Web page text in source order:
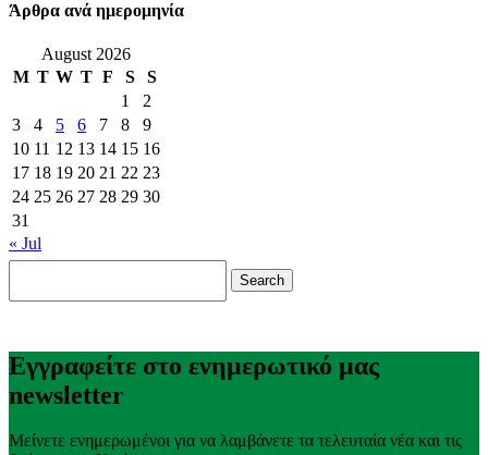
Άρθρα ανά ημερομηνία
August 2026
M T W T F S
S
1
2
3
4 5 6 7 8
9
10 11 12 13 14 15 16
17 18 19 20 21 22 23
24 25 26 27 28 29 30
31
« Jul
Εγγραφείτε στο ενημερωτικό μας
newsletter
Μείνετε ενημερωμένοι για να λαμβάνετε τα τελευταία νέα και τις